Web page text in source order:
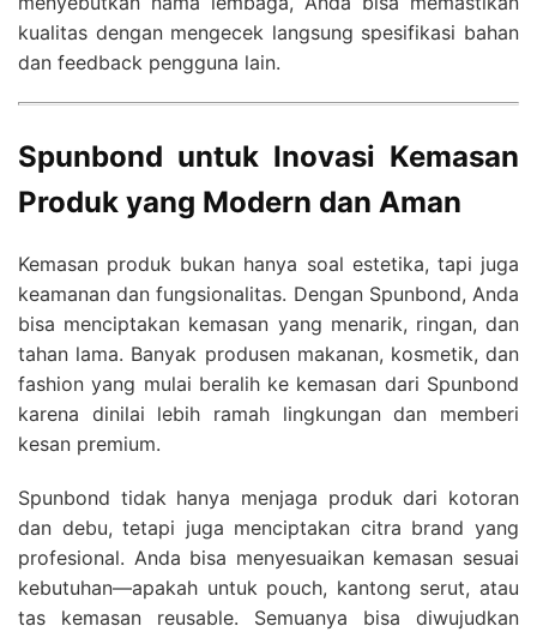
kualitas dengan mengecek langsung spesifikasi bahan
dan feedback pengguna lain.
Spunbond untuk Inovasi Kemasan
Produk yang Modern dan Aman
Kemasan produk bukan hanya soal estetika, tapi juga
keamanan dan fungsionalitas. Dengan Spunbond, Anda
bisa menciptakan kemasan yang menarik, ringan, dan
tahan lama. Banyak produsen makanan, kosmetik, dan
fashion yang mulai beralih ke kemasan dari Spunbond
karena dinilai lebih ramah lingkungan dan memberi
kesan premium.
Spunbond tidak hanya menjaga produk dari kotoran
dan debu, tetapi juga menciptakan citra brand yang
profesional. Anda bisa menyesuaikan kemasan sesuai
kebutuhan—apakah untuk pouch, kantong serut, atau
tas kemasan reusable. Semuanya bisa diwujudkan